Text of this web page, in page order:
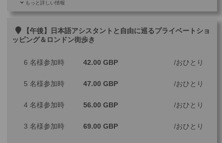
もっと詳しい情報
その他
※料金：大人・子供2歳以上共通
【午後】日本語アシスタントと自由に巡るプライベートショ
ッピング＆ロンドン街歩き
6 名様参加時 42.00 GBP おひとり
5 名様参加時 47.00 GBP おひとり
4 名様参加時 56.00 GBP おひとり
3 名様参加時 69.00 GBP おひとり